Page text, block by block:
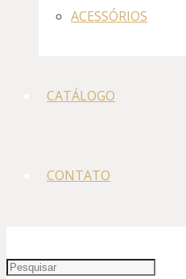
ACESSÓRIOS
CATÁLOGO
CONTATO